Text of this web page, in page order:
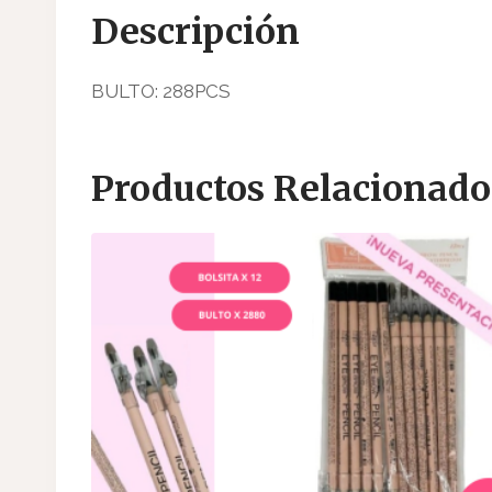
Descripción
BULTO: 288PCS
Productos